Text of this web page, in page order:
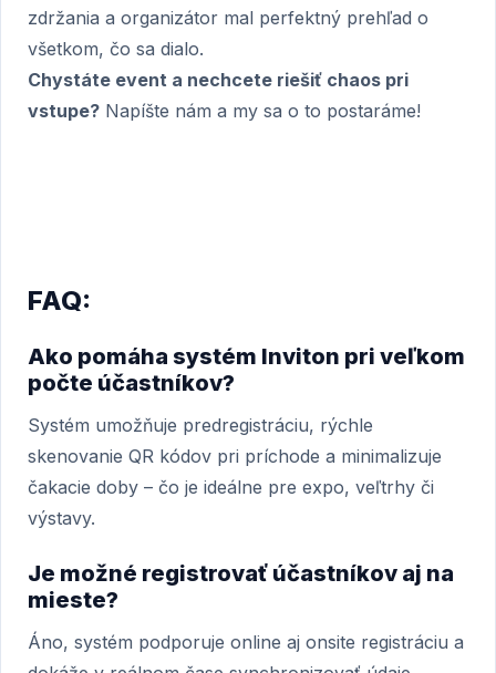
zdržania a organizátor mal perfektný prehľad o
všetkom, čo sa dialo.
Chystáte event a nechcete riešiť chaos pri
vstupe? Napíšte nám a my sa o to postaráme!
FAQ:
Ako pomáha systém Inviton pri veľkom
počte účastníkov?
Systém umožňuje predregistráciu, rýchle
skenovanie QR kódov pri príchode a minimalizuje
čakacie doby – čo je ideálne pre expo, veľtrhy či
výstavy.
Je možné registrovať účastníkov aj na
mieste?
Áno, systém podporuje online aj onsite registráciu a